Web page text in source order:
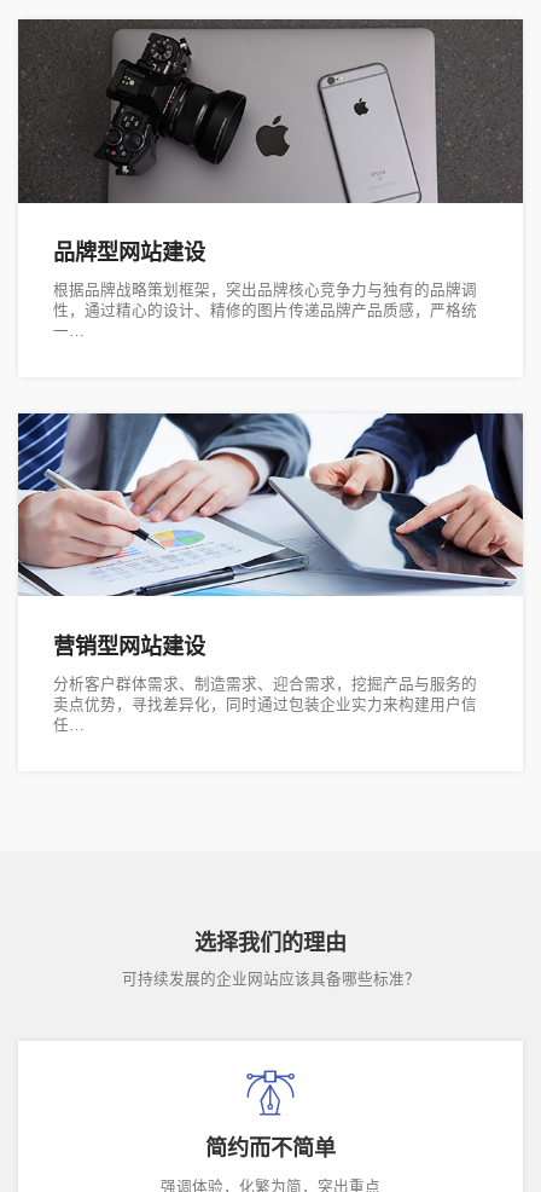
品牌型网站建设
根据品牌战略策划框架，突出品牌核心竞争力与独有的品牌调
性，通过精心的设计、精修的图片传递品牌产品质感，严格统
一…
营销型网站建设
分析客户群体需求、制造需求、迎合需求，挖掘产品与服务的
卖点优势，寻找差异化，同时通过包装企业实力来构建用户信
任…
选择我们的理由
可持续发展的企业网站应该具备哪些标准？
简约而不简单
强调体验，化繁为简，突出重点